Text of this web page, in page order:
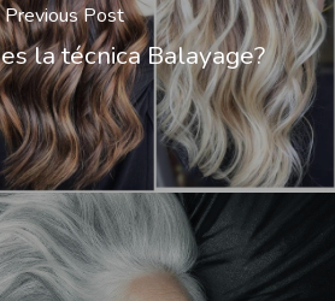
Previous Post
la técnica Balayage?